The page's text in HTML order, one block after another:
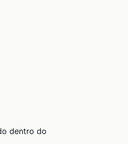
dentro do